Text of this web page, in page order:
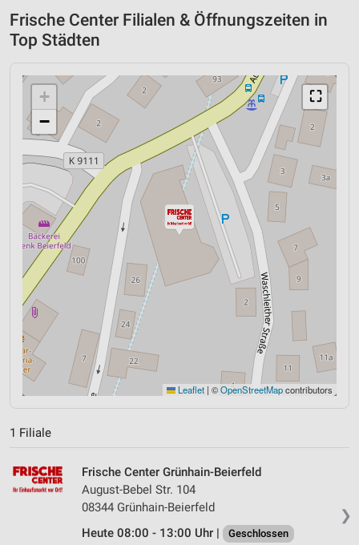
Frische Center Filialen & Öffnungszeiten in
Top Städten
⛶
+
−
Leaflet | ©OpenStreetMapcontributors
1 Filiale
❯
Frische Center Grünhain-Beierfeld
August-Bebel Str. 104
08344 Grünhain-Beierfeld
Heute 08:00 - 13:00 Uhr |
Geschlossen